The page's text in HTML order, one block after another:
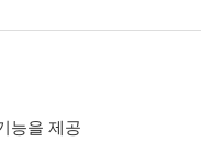
능을 제공